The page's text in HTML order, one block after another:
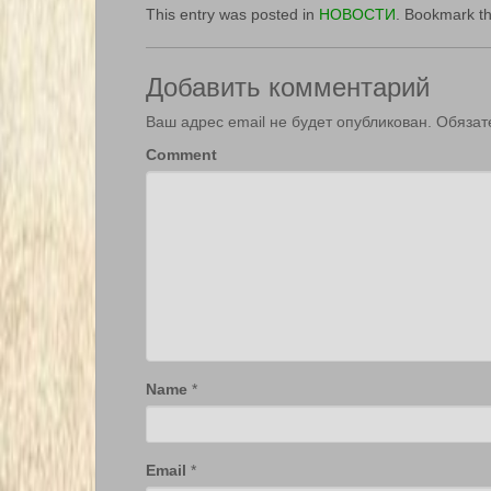
This entry was posted in НОВОСТИ . Bookmark
Добавить комментарий
Ваш адрес email не будет опубликован.
Comment
Name *
Email *